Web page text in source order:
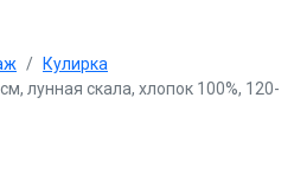
Кулирка
лунная скала, хлопок 100%, 120-